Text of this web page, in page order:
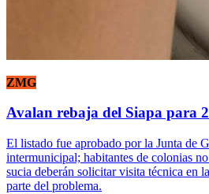
ZMG
Avalan rebaja del Siapa para
El listado fue aprobado por la Junta de
intermunicipal; habitantes de colonias
sucia deberán solicitar visita técnica en
parte del problema.